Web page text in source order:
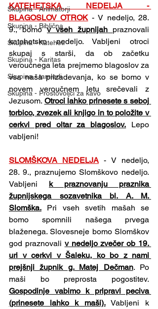
Skupina - Animatorji
Skupina - Biblična
Skupina - Kateheti
Skupina - Karitas
Skupina - tamladi
Skupina - Prostovoljci za kavo
KATEHETSKA NEDELJA -
BLAGOSLOV OTROK - V nedeljo, 28.
9., bomo v vseh župnijah praznovali
katehetsko nedeljo. Vabljeni otroci
skupaj s starši, da ob začetku
veroučnega leta prejmemo blagoslov za
vsa naša prizadevanja, ko se bomo v
novem veroučnem letu srečevali z
Jezusom. Otroci lahko prinesete s seboj
torbico, zvezek ali knjigo in to položite v
cerkvi pred oltar za blagoslov. Lepo
vabljeni!
SLOMŠKOVA NEDELJA - V nedeljo,
28. 9., praznujemo Slomškovo nedeljo.
Vabljeni k praznovanju praznika
župnijskega sozavetnika bl. A. M.
Slomška. Pri vseh svetih mašah se
bomo spomnili našega prvega
blaženega. Slovesneje bomo Slomškov
god praznovali v nedeljo zvečer ob 19.
uri v cerkvi v Šaleku, ko bo z nami
prejšnji župnik g. Matej Dečman. Po
Gospodinje vabimo k pripravi peciva
(prinesete lahko k maši). Vabljeni k